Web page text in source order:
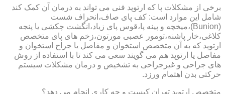
برخی از مشکلات پا که ارتوپد فنی می تواند به درمان آن کمک کند
شامل این موارد است: کف پای صاف،انحراف شست
(Bunion)،میخچه و پینه پا،قوس پای زیاد،انگشت چکشی یا پنجه
کلاغی،خار پاشنه،تومور عصبی مورتون،زخم های پای متخصص
ارتوپد که به آن متخصص استخوان و مفاصل یا جراح استخوان و
مفاصل یا ارتوپد هم می گویند سعی می کند تا با استفاده از روش
های جراحی و غیرجراحی به تشخیص و درمان مشکلات سیستم
حرکتی بدن اهتمام ورزد.
متخصص ارتوپد تهران کیست و چه کاری انجام می دهد؟